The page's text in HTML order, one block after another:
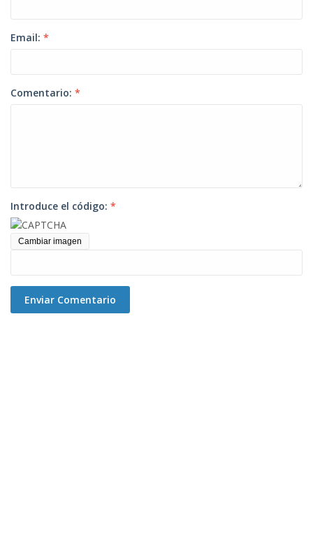
Email: *
Comentario: *
Introduce el código: *
Cambiar imagen
Enviar Comentario